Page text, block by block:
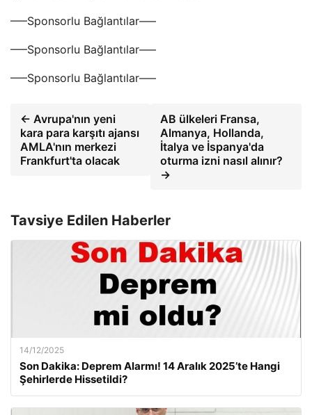
—–Sponsorlu Bağlantılar—–
—–Sponsorlu Bağlantılar—–
—–Sponsorlu Bağlantılar—–
← Avrupa'nın yeni
kara para karşıtı ajansı
AMLA'nın merkezi
Frankfurt'ta olacak
AB ülkeleri Fransa,
Almanya, Hollanda,
İtalya ve İspanya'da
oturma izni nasıl alınır?
→
Tavsiye Edilen Haberler
14/12/2025
Son Dakika: Deprem Alarmı! 14 Aralık 2025’te Hangi
Şehirlerde Hissetildi?